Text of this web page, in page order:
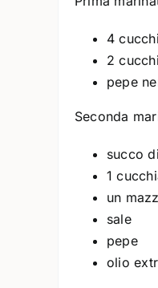
4
2
pepe
Seconda
succo
1
un
sale
pepe
olio